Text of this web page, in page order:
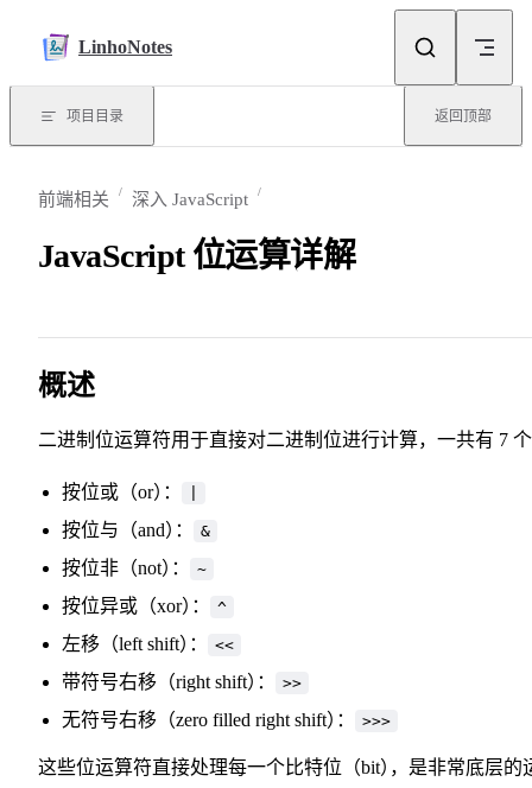
LinhoNotes
项目目录 返回顶部
前端相关 深入 JavaScript
JavaScript 位运算详解
概述
二进制位运算符用于直接对二进制位进行计算，一共有 7
按位或（or）：
按位与（and）： &
按位非（not）： ~
按位异或（xor）： ^
左移（left shift）： <<
带符号右移（right shift）： >>
无符号右移（zero filled right shift）： >>>
这些位运算符直接处理每一个比特位（bit）， 是非常底层的